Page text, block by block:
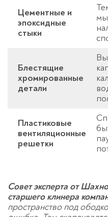
Цементные и
эпоксидные
стыки
Блестящие
хромированные
детали
Пластиковые
вентиляционные
решетки
Совет эксперта от
старшего клинера
пространство под